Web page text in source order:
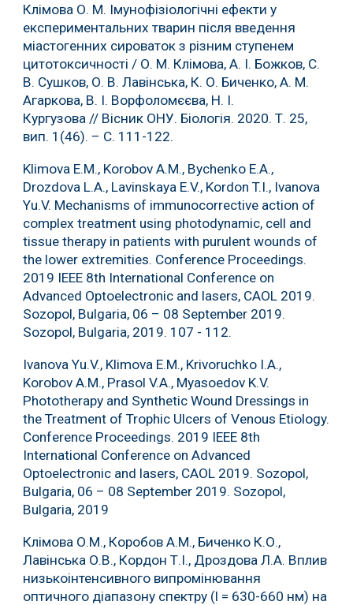
Клімова О. М. Імунофізіологічні ефекти у
експериментальних тварин після введення
міастогенних сироваток з різним ступенем
цитотоксичності / О. М. Клімова, А. І. Божков, С.
В. Сушков, О. В. Лавінська, К. О. Биченко, А. М.
Агаркова, В. І. Ворфоломєєва, Н. І.
Кургузова // Вісник ОНУ. Біологія. 2020. Т. 25,
вип. 1(46). – С. 111-122.
Klimova E.M., Korobov A.M., Bychenko E.A.,
Drozdova L.A., Lavinskaya E.V., Kordon T.I., Ivanova
Yu.V. Mechanisms of immunocorrective action of
complex treatment using photodynamic, cell and
tissue therapy in patients with purulent wounds of
the lower extremities. Conference Proceedings.
2019 IEEE 8th International Conference on
Advanced Optoelectronic and lasers, CAOL 2019.
Sozopol, Bulgaria, 06 – 08 September 2019.
Sozopol, Bulgaria, 2019. 107 - 112.
Ivanova Yu.V., Klimova E.M., Krivoruchko I.A.,
Korobov A.M., Prasol V.A., Myasoedov K.V.
Phototherapy and Synthetic Wound Dressings in
the Treatment of Trophic Ulcers of Venous Etiology.
Conference Proceedings. 2019 IEEE 8th
International Conference on Advanced
Optoelectronic and lasers, CAOL 2019. Sozopol,
Bulgaria, 06 – 08 September 2019. Sozopol,
Bulgaria, 2019
Клімова О.М., Коробов А.М., Биченко К.О.,
Лавінська О.В., Кордон Т.І., Дроздова Л.А. Вплив
низькоінтенсивного випромінювання
оптичного діапазону спектру (l = 630-660 нм) на